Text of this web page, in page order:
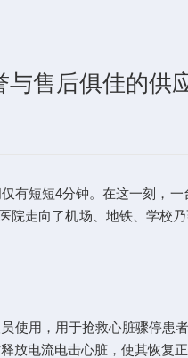
与售后俱佳的供
短短4分钟。在这一刻，一
院走向了机场、地铁、学
用，用于抢救心脏骤停患
放电流电击心脏，使其恢复正